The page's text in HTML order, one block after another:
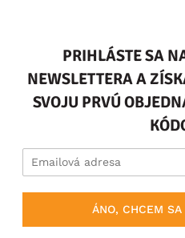
PRIHLÁSTE SA
NEWSLETTERA A
SVOJU PRVÚ
ÁNO, CHCEM